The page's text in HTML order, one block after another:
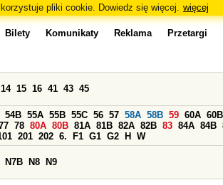
pliki cookie. Dowiedz się więcej. więcej
Bilety Komunikaty Reklama Przetargi
14 15 16 41 43 45
54B 55A 55B 55C 56 57 58A 58B 59 60A 60B
78 80A 80B 81A 81B 82A 82B 83 84A 84B
201 202 6. F1 G1 G2 H W
N7B N8 N9